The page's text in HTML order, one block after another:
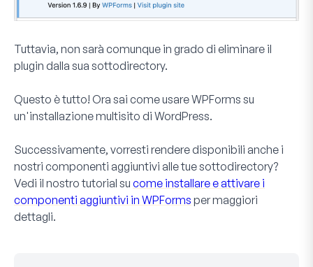
Tuttavia, non sarà comunque in grado di eliminare il
plugin dalla sua sottodirectory.
Questo è tutto! Ora sai come usare WPForms su
un'installazione multisito di WordPress.
Successivamente, vorresti rendere disponibili anche i
nostri componenti aggiuntivi alle tue sottodirectory?
Vedi il nostro tutorial su come installare e attivare i
componenti aggiuntivi in WPForms per maggiori
dettagli.